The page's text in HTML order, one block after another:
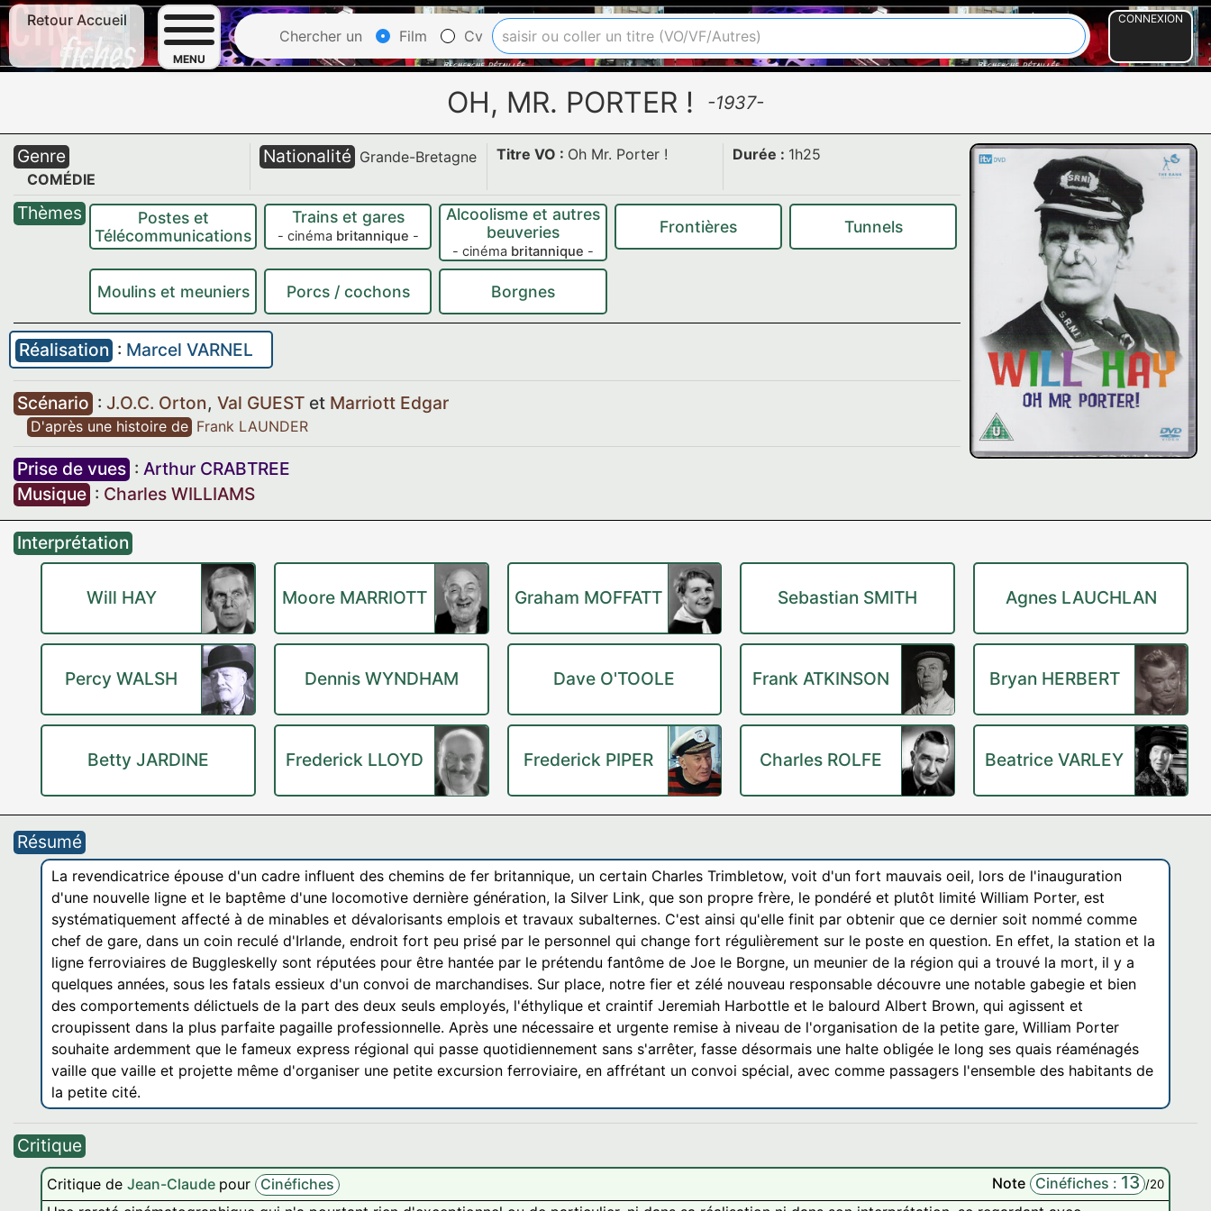
Retour Accueil
MENU
Chercher un Film Cv
CONNEXION
OH, MR. PORTER ! -1937-
Genre
COMÉDIE
Nationalité Grande-Bretagne Titre VO : Oh Mr. Porter ! Durée : 1h25
Thèmes
Postes et
Télécommunications
Trains et gares
- cinéma britannique -
Alcoolisme et autres
beuveries
- cinéma britannique -
Frontières Tunnels
Moulins et meuniers Porcs / cochons Borgnes
Réalisation : Marcel VARNEL
Scénario : J.O.C. Orton, Val GUEST et Marriott Edgar
D'après une histoire de Frank LAUNDER
Prise de vues : Arthur CRABTREE
Musique : Charles WILLIAMS
Interprétation
Will HAY Moore MARRIOTT Graham MOFFATT Sebastian SMITH Agnes LAUCHLAN
Percy WALSH Dennis WYNDHAM Dave O'TOOLE Frank ATKINSON Bryan HERBERT
Betty JARDINE Frederick LLOYD Frederick PIPER Charles ROLFE Beatrice VARLEY
Résumé
La revendicatrice épouse d'un cadre influent des chemins de fer britannique, un certain Charles Trimbletow, voit d'un fort mauvais oeil, lors de l'inauguration
d'une nouvelle ligne et le baptême d'une locomotive dernière génération, la Silver Link, que son propre frère, le pondéré et plutôt limité William Porter, est
systématiquement affecté à de minables et dévalorisants emplois et travaux subalternes. C'est ainsi qu'elle finit par obtenir que ce dernier soit nommé comme
chef de gare, dans un coin reculé d'Irlande, endroit fort peu prisé par le personnel qui change fort régulièrement sur le poste en question. En effet, la station et la
ligne ferroviaires de Buggleskelly sont réputées pour être hantée par le prétendu fantôme de Joe le Borgne, un meunier de la région qui a trouvé la mort, il y a
quelques années, sous les fatals essieux d'un convoi de marchandises. Sur place, notre fier et zélé nouveau responsable découvre une notable gabegie et bien
des comportements délictuels de la part des deux seuls employés, l'éthylique et craintif Jeremiah Harbottle et le balourd Albert Brown, qui agissent et
croupissent dans la plus parfaite pagaille professionnelle. Après une nécessaire et urgente remise à niveau de l'organisation de la petite gare, William Porter
souhaite ardemment que le fameux express régional qui passe quotidiennement sans s'arrêter, fasse désormais une halte obligée le long ses quais réaménagés
vaille que vaille et projette même d'organiser une petite excursion ferroviaire, en affrétant un convoi spécial, avec comme passagers l'ensemble des habitants de
la petite cité.
Critique
Critique de Jean-Claude pour Cinéfiches Note Cinéfiches : 13 /20